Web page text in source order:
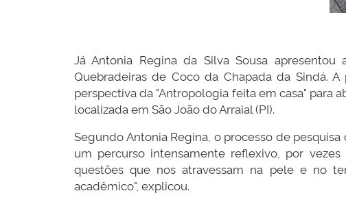
Já Antonia Regina da Silva Sousa
Quebradeiras de Coco da Chapada da Sindá.
perspectiva da "Antropologia feita em casa" para
localizada em São João do Arraial (PI).
Segundo Antonia Regina, o processo de
um percurso intensamente reflexivo, por
questões que nos atravessam na pele e no
acadêmico", explicou.